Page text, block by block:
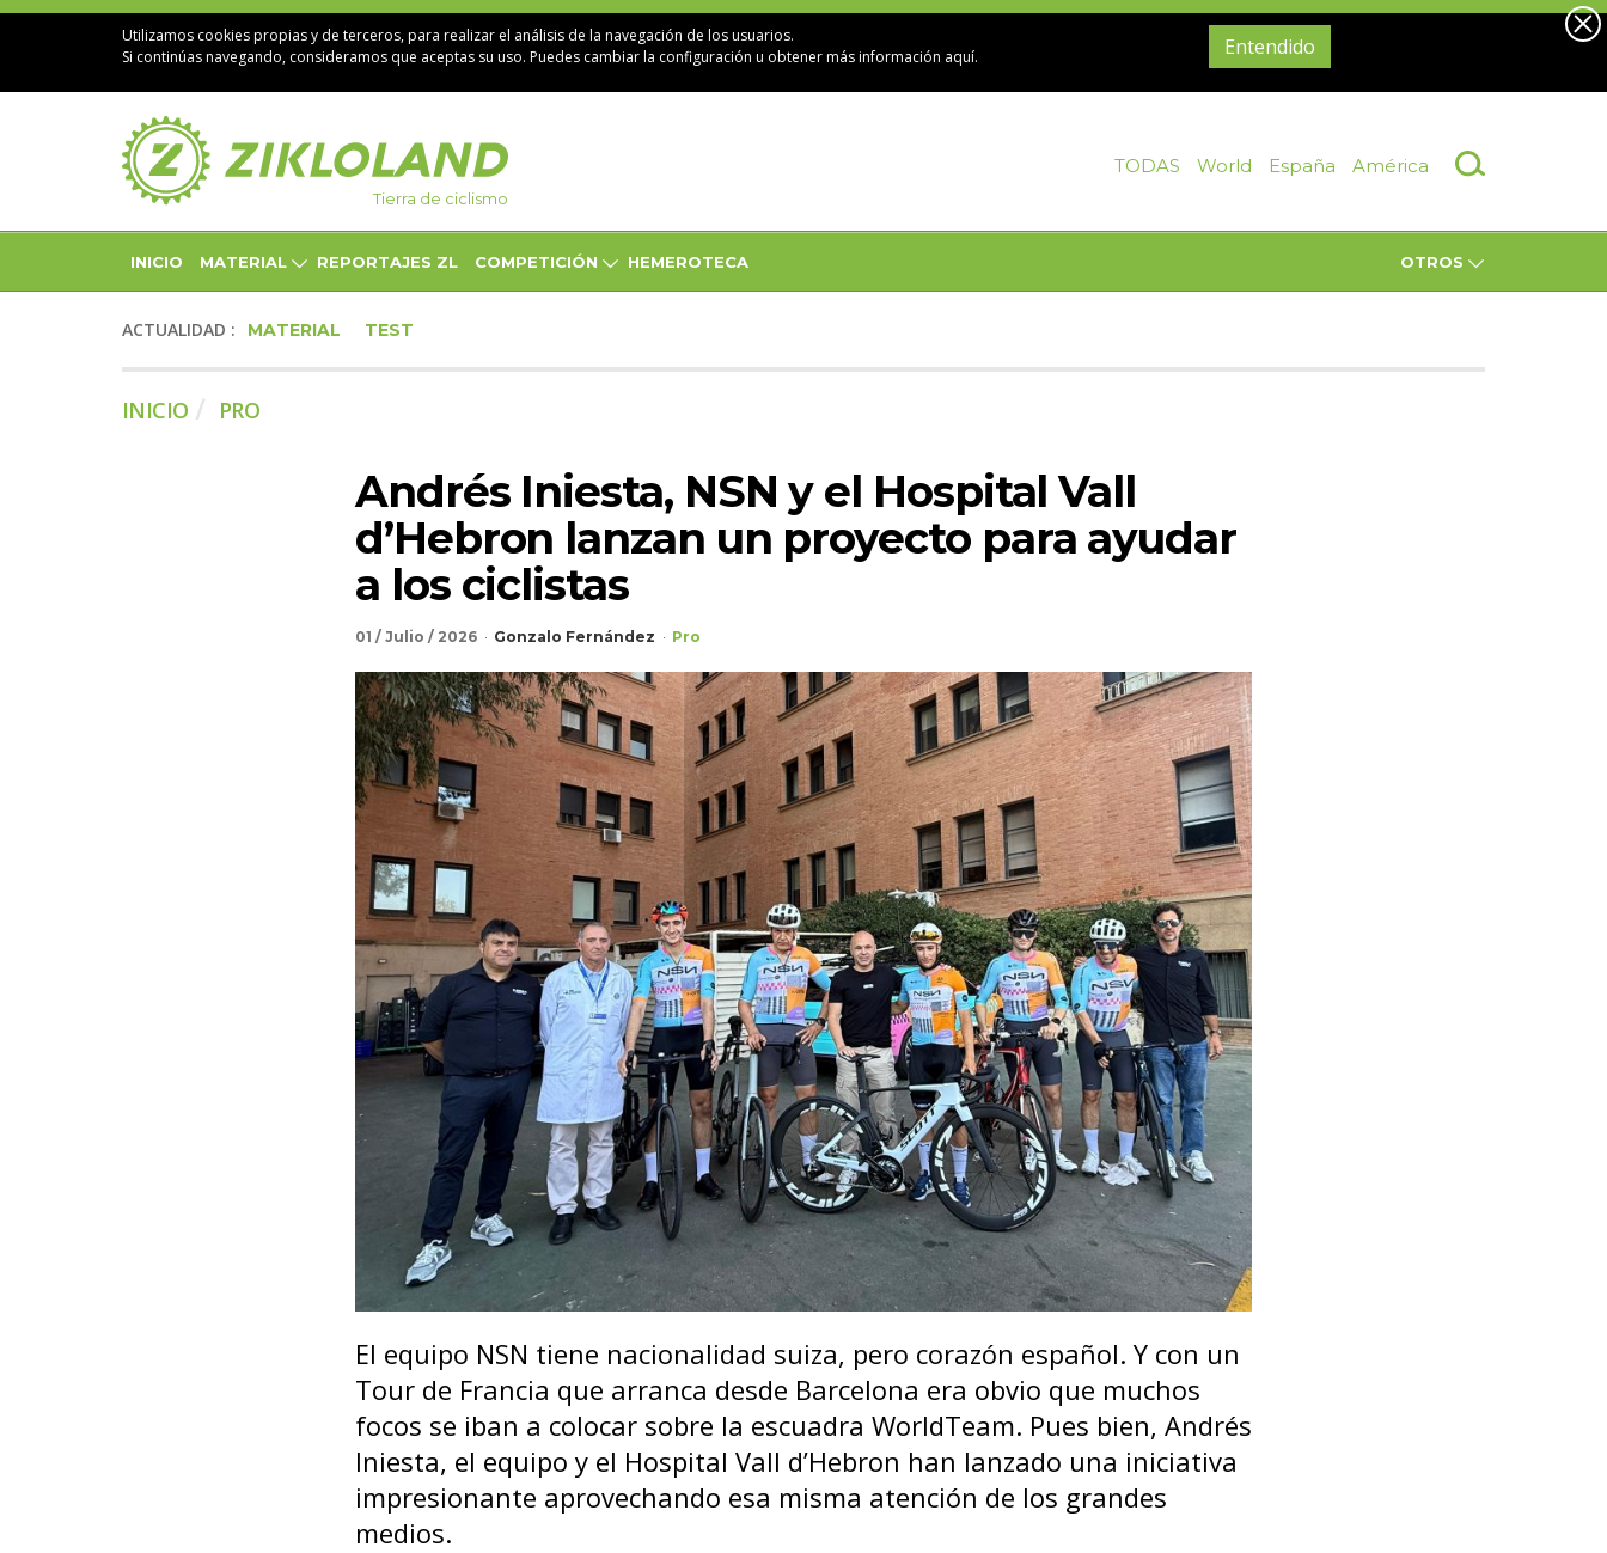
Utilizamos cookies propias y de terceros, para realizar el análisis de la navegación de los usuarios.
Si continúas navegando, consideramos que aceptas su uso. Puedes cambiar la configuración u obtenermás información aquí. Entendido
Tierra de ciclismo
TODAS World España América
INICIO MATERIAL REPORTAJES ZL COMPETICIÓN HEMEROTECA OTROS
ACTUALIDAD : MATERIAL TEST
INICIO PRO
Andrés Iniesta, NSN y el Hospital Vall
d’Hebron lanzan un proyecto para ayudar
a los ciclistas
01 / Julio / 2026 Gonzalo Fernández Pro
El equipo NSN tiene nacionalidad suiza, pero corazón español. Y con un
Tour de Francia que arranca desde Barcelona era obvio que muchos
focos se iban a colocar sobre la escuadra WorldTeam. Pues bien, Andrés
Iniesta, el equipo y el Hospital Vall d’Hebron han lanzado una iniciativa
impresionante aprovechando esa misma atención de los grandes
medios.